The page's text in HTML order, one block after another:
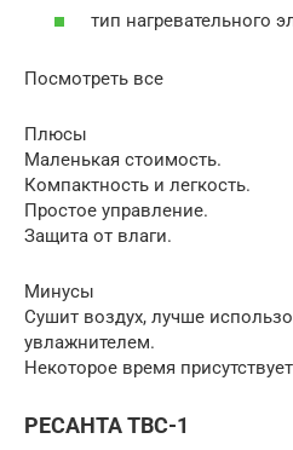
тип нагревательного
Посмотреть все
Плюсы
Маленькая стоимость.
Компактность и легкость.
Простое управление.
Защита от влаги.
Минусы
Сушит воздух, лучше
увлажнителем.
Некоторое время
РЕСАНТА ТВC-1